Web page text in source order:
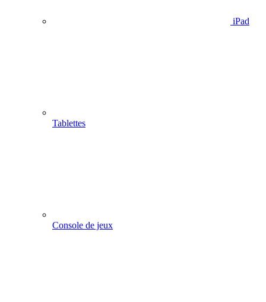
iPad
Tablettes
Console de jeux